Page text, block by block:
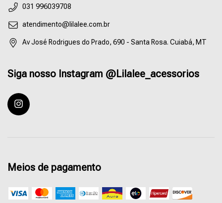
031 996039708
atendimento@lilalee.com.br
Av José Rodrigues do Prado, 690 - Santa Rosa. Cuiabá, MT
Siga nosso Instagram @Lilalee_acessorios
Meios de pagamento